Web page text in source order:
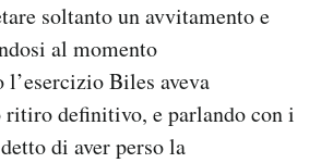
soltanto un avvitamento e
al momento
Biles aveva
ritiro definitivo, e parlando con i
di aver perso la